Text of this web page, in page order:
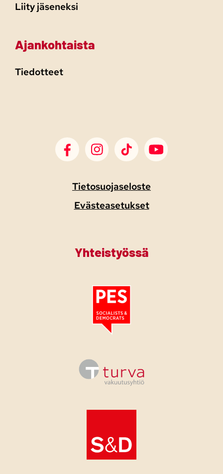
Liity jäseneksi
Ajankohtaista
Tiedotteet
SDP Facebook
SDP Instagram
SDP TikTokSDP Youtube
Tietosuojaseloste
Evästeasetukset
Yhteistyössä
Tutustu PES:n periaatejulistukseen